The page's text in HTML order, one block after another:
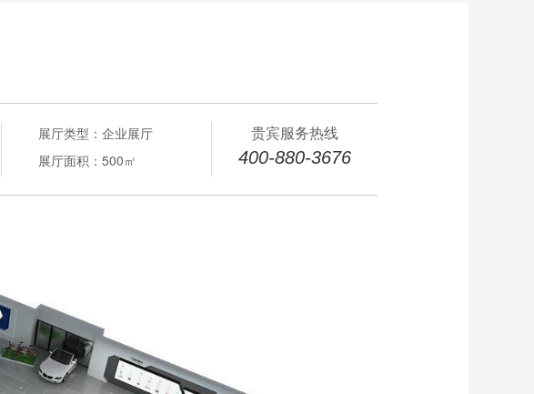
展厅类型： 企业展厅
展厅面积： 500㎡
贵宾服务热线
400-880-3676